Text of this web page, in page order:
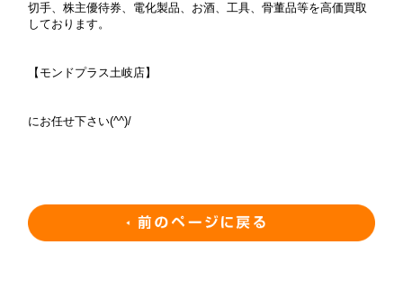
切手、株主優待券、電化製品、お酒、工具、骨董品等を高価買取
しております。
【モンドプラス土岐店】
にお任せ下さい(^^)/